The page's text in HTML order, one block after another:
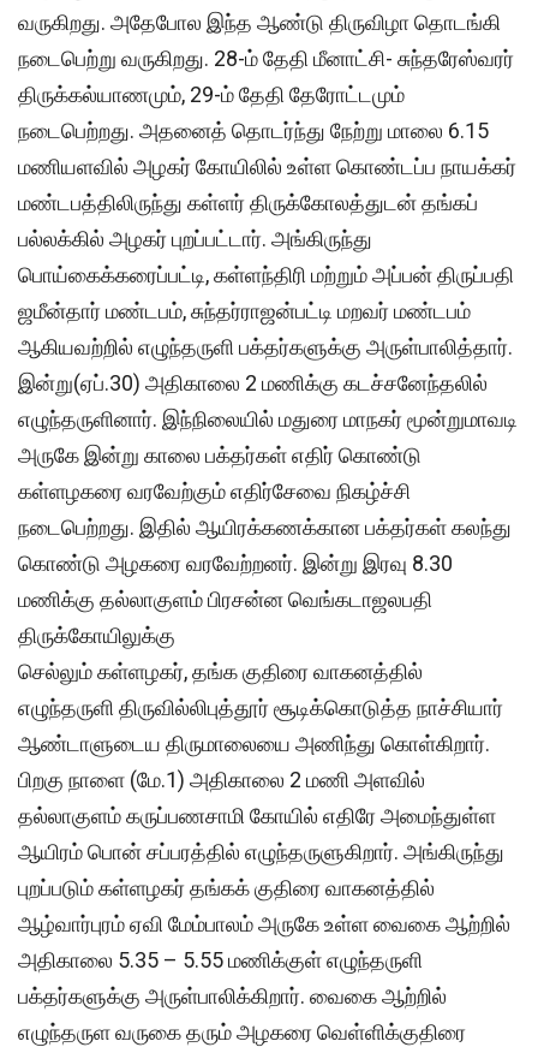
வருகிறது. அதேபோல இந்த ஆண்டு திருவிழா தொடங்கி
நடைபெற்று வருகிறது. 28-ம் தேதி மீனாட்சி- சுந்தரேஸ்வரர்
திருக்கல்யாணமும், 29-ம் தேதி தேரோட்டமும்
நடைபெற்றது. அதனைத் தொடர்ந்து நேற்று மாலை 6.15
மணியளவில் அழகர் கோயிலில் உள்ள கொண்டப்ப நாயக்கர்
மண்டபத்திலிருந்து கள்ளர் திருக்கோலத்துடன் தங்கப்
பல்லக்கில் அழகர் புறப்பட்டார். அங்கிருந்து
பொய்கைக்கரைப்பட்டி, கள்ளந்திரி மற்றும் அப்பன் திருப்பதி
ஜமீன்தார் மண்டபம், சுந்தர்ராஜன்பட்டி மறவர் மண்டபம்
ஆகியவற்றில் எழுந்தருளி பக்தர்களுக்கு அருள்பாலித்தார்.
இன்று(ஏப்.30) அதிகாலை 2 மணிக்கு கடச்சனேந்தலில்
எழுந்தருளினார். இந்நிலையில் மதுரை மாநகர் மூன்றுமாவடி
அருகே இன்று காலை பக்தர்கள் எதிர் கொண்டு
கள்ளழகரை வரவேற்கும் எதிர்சேவை நிகழ்ச்சி
நடைபெற்றது. இதில் ஆயிரக்கணக்கான பக்தர்கள் கலந்து
கொண்டு அழகரை வரவேற்றனர். இன்று இரவு 8.30
மணிக்கு தல்லாகுளம் பிரசன்ன வெங்கடாஜலபதி
திருக்கோயிலுக்கு
செல்லும் கள்ளழகர், தங்க குதிரை வாகனத்தில்
எழுந்தருளி திருவில்லிபுத்தூர் சூடிக்கொடுத்த நாச்சியார்
ஆண்டாளுடைய திருமாலையை அணிந்து கொள்கிறார்.
பிறகு நாளை (மே.1) அதிகாலை 2 மணி அளவில்
தல்லாகுளம் கருப்பணசாமி கோயில் எதிரே அமைந்துள்ள
ஆயிரம் பொன் சப்பரத்தில் எழுந்தருளுகிறார். அங்கிருந்து
புறப்படும் கள்ளழகர் தங்கக் குதிரை வாகனத்தில்
ஆழ்வார்புரம் ஏவி மேம்பாலம் அருகே உள்ள வைகை ஆற்றில்
அதிகாலை 5.35 – 5.55 மணிக்குள் எழுந்தருளி
பக்தர்களுக்கு அருள்பாலிக்கிறார். வைகை ஆற்றில்
எழுந்தருள வருகை தரும் அழகரை வெள்ளிக்குதிரை